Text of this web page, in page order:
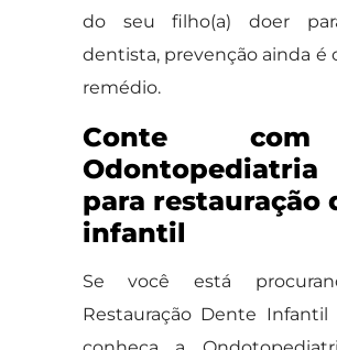
do seu filho(a) doer
dentista, prevenção ainda é
remédio.
Conte
Odontopediatria
para restauração
infantil
Se você está
Restauração Dente Infantil